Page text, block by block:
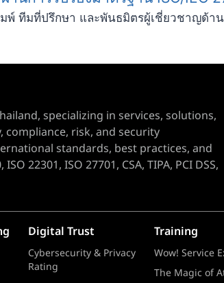
ทีมที่ปรึกษา และพันธมิตรผู้เชี่ยวชาญด้า
specializing in services, solutions,
risk, and security
standards, best practices, and
22301, ISO 27701, CSA, TIPA, PCI DSS,
Digital Trust
Cybersecurity & Privacy
Rating
Training
Wow! Service
The Magic of